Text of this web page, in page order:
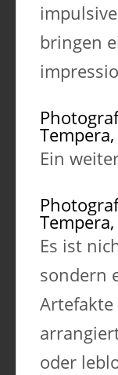
bringen
Ein
Es ist
sondern
oder